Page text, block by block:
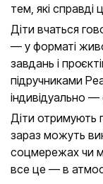
тем, які справді
Діти вчаться
— у форматі
завдань і
підручниками
індивідуально
Діти отримують
зараз можуть
соцмережах чи
все це — в